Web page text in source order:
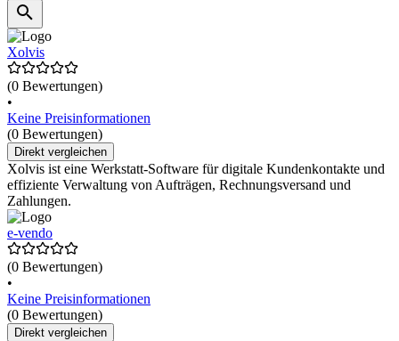
Xolvis
(0 Bewertungen)
•
Keine Preisinformationen
(0 Bewertungen)
Direkt vergleichen
Xolvis ist eine Werkstatt-Software für digitale Kundenkontakte und
effiziente Verwaltung von Aufträgen, Rechnungsversand und
Zahlungen.
e-vendo
(0 Bewertungen)
•
Keine Preisinformationen
(0 Bewertungen)
Direkt vergleichen